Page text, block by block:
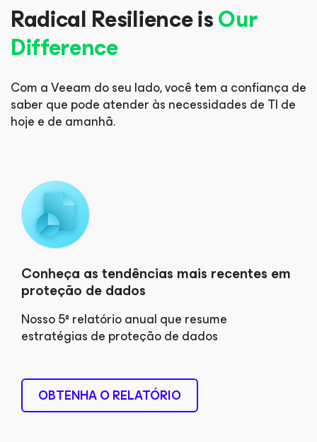
Radical Resilience isOur
Difference
Com a Veeam do seu lado, você tem a confiança de
saber que pode atender às necessidades de TI de
hoje e de amanhã.
Conheça as tendências mais recentes em
proteção de dados
Nosso 5º relatório anual que resume
estratégias de proteção de dados
OBTENHA O RELATÓRIO